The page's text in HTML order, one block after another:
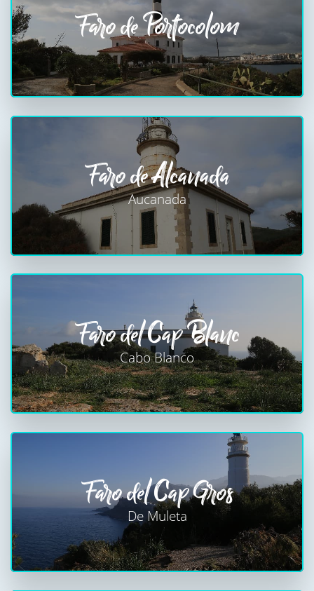
Faro de Portocolom
Faro de Alcanada
Aucanada
Faro del Cap Blanc
Cabo Blanco
Faro del Cap Gros
De Muleta